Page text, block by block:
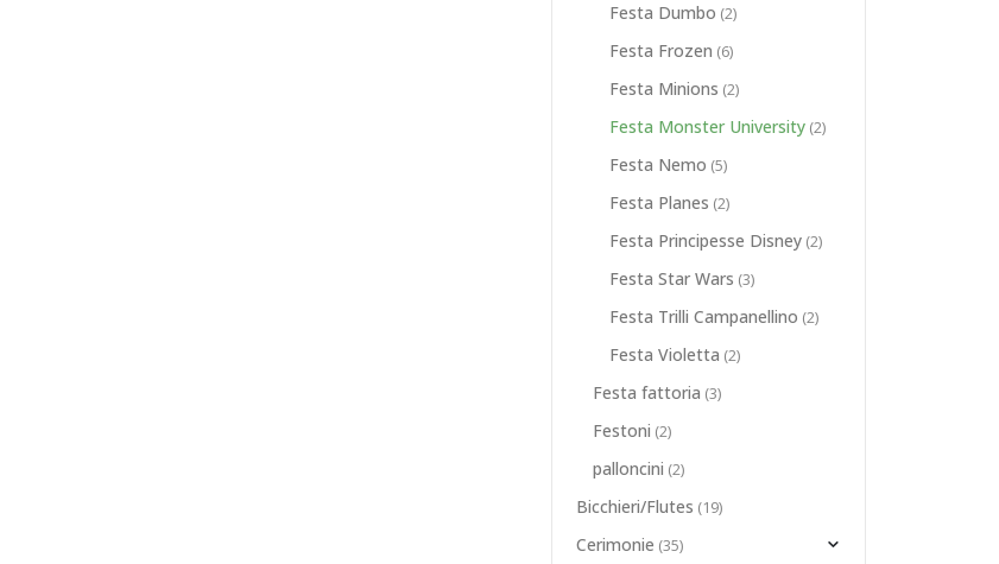
Festa Dumbo (2)
Festa Frozen (6)
Festa Minions (2)
Festa Monster University (2)
Festa Nemo (5)
Festa Planes (2)
Festa Principesse Disney (2)
Festa Star Wars (3)
Festa Trilli Campanellino (2)
Festa Violetta (2)
Festa fattoria (3)
Festoni (2)
palloncini (2)
Bicchieri/Flutes (19)
Cerimonie (35)